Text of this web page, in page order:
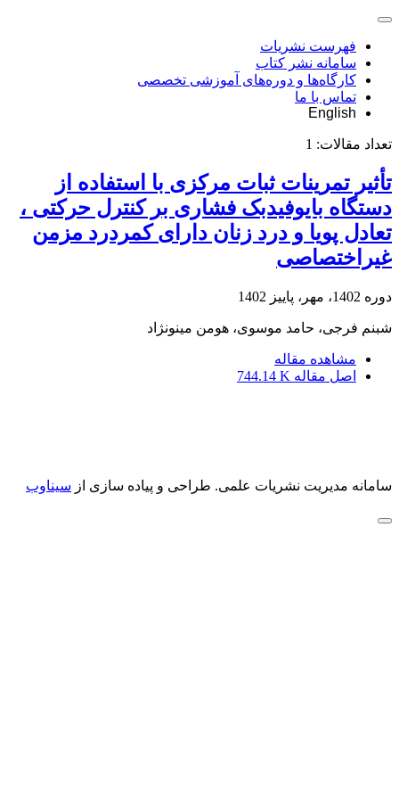
فهرست نشریات
سامانه نشر کتاب
کارگاه‌ها و دوره‌های آموزشی تخصصی
تماس با ما
English
تعداد مقالات: 1
تأثیر تمرینات ثبات مرکزی با استفاده از
دستگاه بایوفیدبک فشاری بر کنترل حرکتی ،
تعادل پویا و درد زنان دارای کمردرد مزمن
غیراختصاصی
دوره 1402، مهر، پاییز 1402
شبنم فرجی، حامد موسوی، هومن مینونژاد
مشاهده مقاله
اصل مقاله 744.14 K
سامانه مدیریت نشریات علمی. طراحی و پیاده سازی از سیناوب